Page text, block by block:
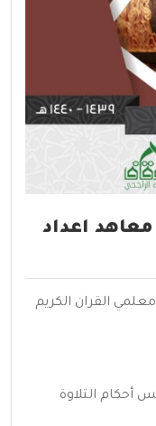
اعداد
القران الكريم
أحكام التلاوة